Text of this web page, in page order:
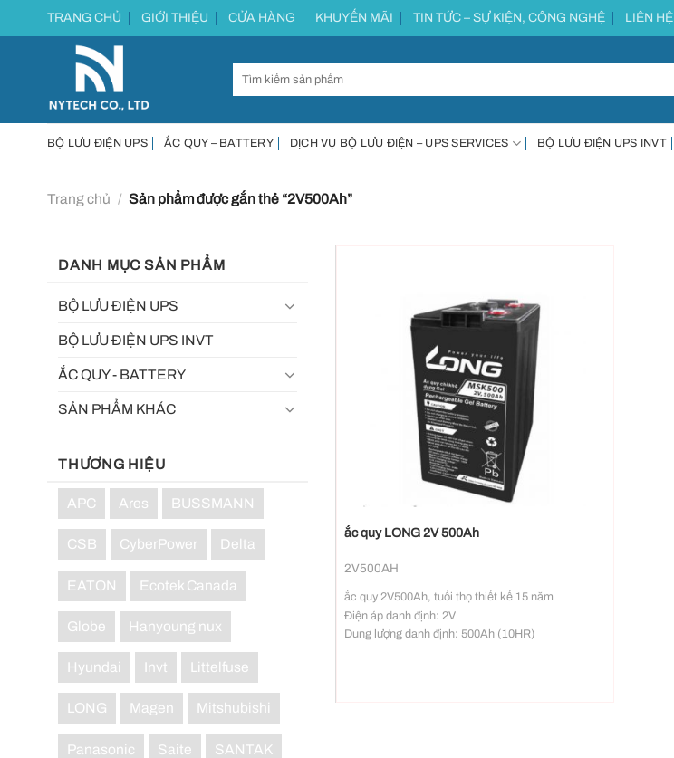
Chuyển
đến
TRANG CHỦ GIỚI THIỆU CỬA HÀNG KHUYẾN MÃI TIN TỨC – SỰ KIỆN, CÔNG NGHỆ LIÊN HỆ
BỘ LƯU ĐIỆN UPS ẮC QUY – BATTERY DỊCH VỤ BỘ LƯU ĐIỆN – UPS SERVICES BỘ LƯU ĐIỆN UPS INVT
Trang chủ / Sản phẩm được gắn thẻ “2V500Ah”
DANH MỤC SẢN PHẨM
BỘ LƯU ĐIỆN UPS
BỘ LƯU ĐIỆN UPS INVT
ẮC QUY - BATTERY
SẢN PHẨM KHÁC
THƯƠNG HIỆU
APC Ares BUSSMANN
CSB CyberPower Delta
EATON Ecotek Canada
Globe Hanyoung nux
Hyundai Invt Littelfuse
LONG Magen Mitshubishi
Panasonic Saite SANTAK
ắc quy LONG 2V 500Ah
2V500AH
ắc quy 2V500Ah, tuổi thọ thiết kế 15 năm
Điện áp danh định: 2V
Dung lượng danh định: 500Ah (10HR)